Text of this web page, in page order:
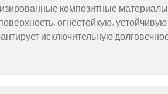
композитные материалы
огнестойкую, устойчивую
исключительную